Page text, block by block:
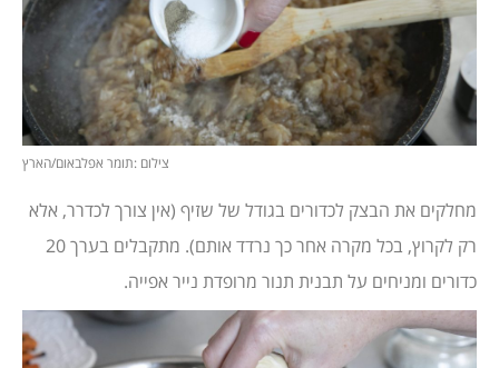
צילום :תומר אפלבאום/הארץ
מחלקים את הבצק לכדורים בגודל של שזיף (אין צורך לכדרר, אלא
רק לקרוץ, בכל מקרה אחר כך נרדד אותם). מתקבלים בערך 20
כדורים ומניחים על תבנית תנור מרופדת נייר אפייה.